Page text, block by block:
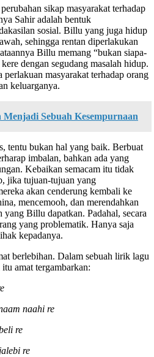
sikap masyarakat terhadap
Sahir adalah bentuk
sosial. Billu yang juga hidup
sehingga rentan diperlakukan
Billu memang “bukan siapa-
dengan segudang masalah hidup.
masyarakat terhadap orang
keluarganya.
Sebuah Kesempurnaan
tentu bukan hal yang baik. Berbuat
imbalan, bahkan ada yang
Kebaikan semacam itu tidak
jika tujuan-tujuan yang
akan cenderung kembali ke
mencemooh, dan merendahkan
Billu dapatkan. Padahal, secara
yang problematik. Hanya saja
kepadanya.
berlebihan. Dalam sebuah lirik lagu
amat tergambarkan:
naahi re
re
re